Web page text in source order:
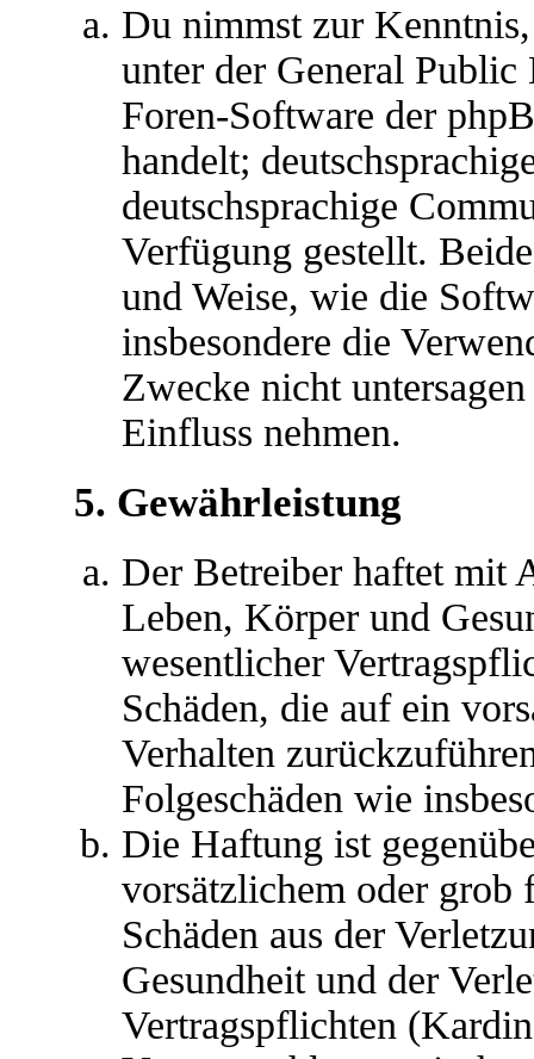
Du nimmst zur
unter der General
Foren-Software der
handelt;
deutschsprachige
Verfügung gestellt.
und Weise, wie die
insbesondere die
Zwecke nicht
Einfluss nehmen.
5. Gewährleistung
Der Betreiber haftet mit
Leben, Körper und
wesentlicher
Schäden, die auf ein
Verhalten
Folgeschäden wie
Die Haftung ist
vorsätzlichem oder grob
Schäden aus der
Gesundheit und der
Vertragspflichten